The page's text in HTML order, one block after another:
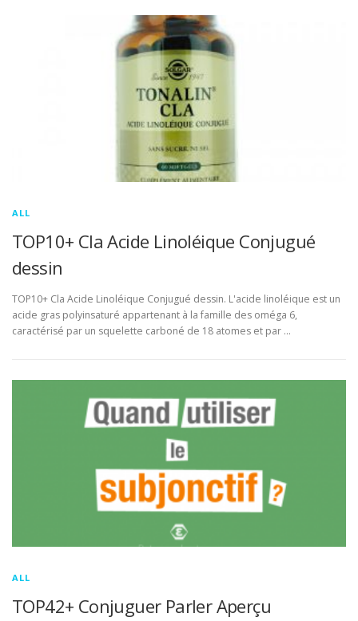
ALL
TOP10+ Cla Acide Linoléique Conjugué
dessin
TOP10+ Cla Acide Linoléique Conjugué dessin. L'acide linoléique est un
acide gras polyinsaturé appartenant à la famille des oméga 6,
caractérisé par un squelette carboné de 18 atomes et par …
ALL
TOP42+ Conjuguer Parler Aperçu